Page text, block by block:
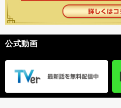
公式動画